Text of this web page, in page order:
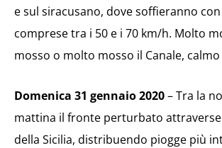
e sul siracusano, dove soffieranno
comprese tra i 50 e i 70 km/h. Molto
mosso o molto mosso il Canale,
Domenica 31 gennaio 2020– Tra la
mattina il fronte perturbato
della Sicilia, distribuendo piogge più